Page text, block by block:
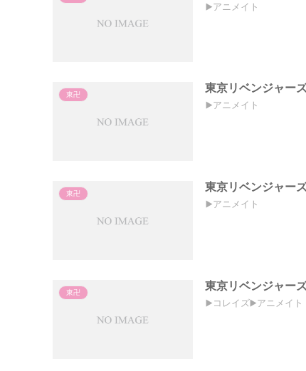
▶️アニメイト
東卍
東京リベンジャー
▶️アニメイト
東卍
東京リベンジャー
▶️アニメイト
東卍
東京リベンジャー
▶️コレイズ▶️アニメイト